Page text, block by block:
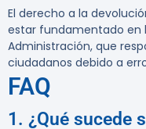
El derecho a la
estar fundamentado en
Administración, que
ciudadanos debido a
FAQ
1. ¿Qué sucede